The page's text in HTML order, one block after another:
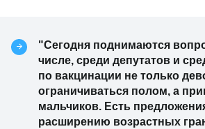
"Сегодня поднимаются
числе, среди депутатов и
по вакцинации не только
ограничиваться полом, а
мальчиков. Есть
расширению возрастных